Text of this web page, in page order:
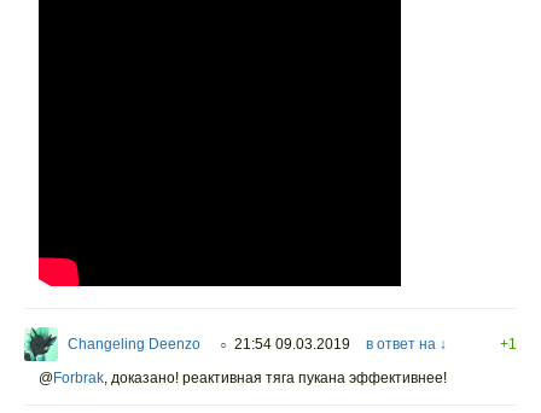
Changeling Deenzo ○ 21:54 09.03.2019 в ответ на ↓
+1
@Forbrak доказано! реактивная тяга пукана эффективнее!